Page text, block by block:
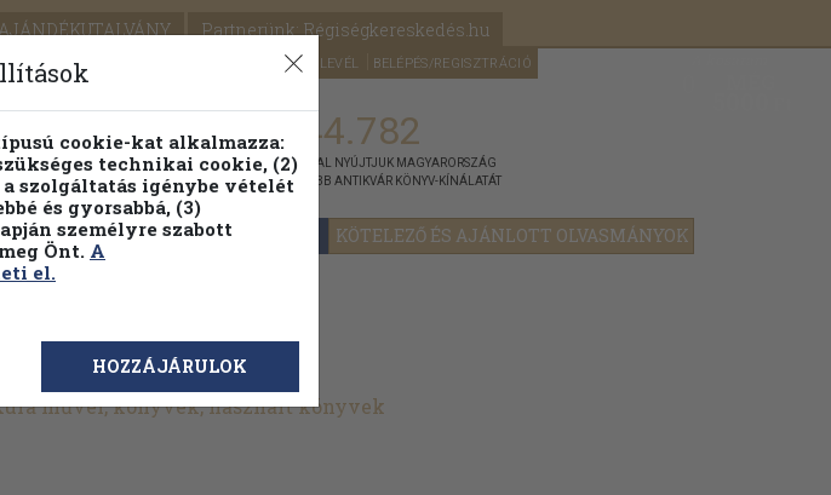
Partnerünk: Régiségkereskedés.hu
SEGÍTSÉG HÍRLEVÉL BELÉPÉS/REGISZTRÁCIÓ
FENNTARTHATÓ OLVASMÁNYOK KÖTELEZŐ ÉS AJÁNLOTT OLVASMÁNYOK
Témaköri fa 1.144.782
KIADVÁNNYAL NYÚJTJUK MAGYARORSZÁG
LEGNAGYOBB ANTIKVÁR KÖNYV-KÍNÁLATÁT
művei, könyvek, használt könyvek
cookie-kat alkalmazza:
technikai cookie, (2)
szolgáltatás igénybe vételét
és gyorsabbá, (3)
személyre szabott
Önt. A
el.
HOZZÁJÁRULOK